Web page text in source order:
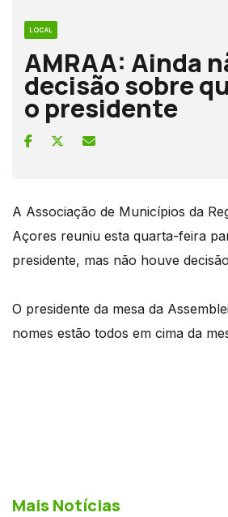
LOCAL
AMRAA: Ainda
decisão sobre
o presidente
A Associação de Municípios da
Açores reuniu esta quarta-feira
presidente, mas não houve
O presidente da mesa da
nomes estão todos em cima da
Mais Notícias